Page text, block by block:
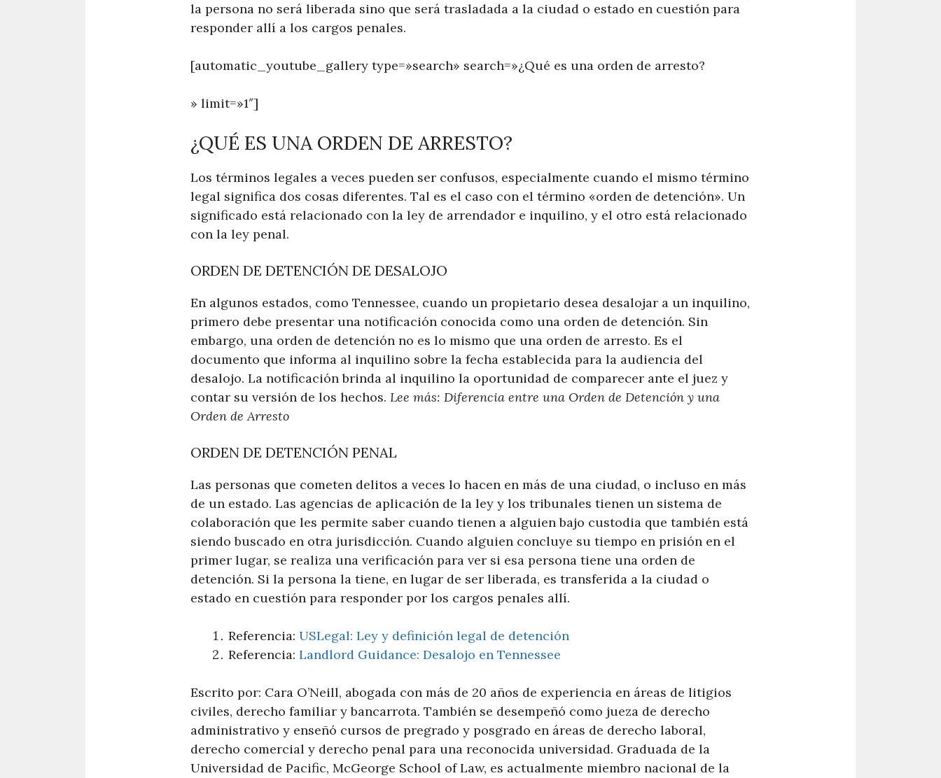
la persona no será liberada sino que será trasladada a la ciudad o estado en cuestión para
responder allí a los cargos penales.
[automatic_youtube_gallery type=»search» search=»¿Qué es una orden de arresto?
» limit=»1″]
¿QUÉ ES UNA ORDEN DE ARRESTO?
Los términos legales a veces pueden ser confusos, especialmente cuando el mismo término
legal significa dos cosas diferentes. Tal es el caso con el término «orden de detención». Un
significado está relacionado con la ley de arrendador e inquilino, y el otro está relacionado
con la ley penal.
ORDEN DE DETENCIÓN DE DESALOJO
En algunos estados, como Tennessee, cuando un propietario desea desalojar a un inquilino,
primero debe presentar una notificación conocida como una orden de detención. Sin
embargo, una orden de detención no es lo mismo que una orden de arresto. Es el
documento que informa al inquilino sobre la fecha establecida para la audiencia del
desalojo. La notificación brinda al inquilino la oportunidad de comparecer ante el juez y
contar su versión de los hechos. Lee más: Diferencia entre una Orden de Detención y una
Orden de Arresto
ORDEN DE DETENCIÓN PENAL
Las personas que cometen delitos a veces lo hacen en más de una ciudad, o incluso en más
de un estado. Las agencias de aplicación de la ley y los tribunales tienen un sistema de
colaboración que les permite saber cuando tienen a alguien bajo custodia que también está
siendo buscado en otra jurisdicción. Cuando alguien concluye su tiempo en prisión en el
primer lugar, se realiza una verificación para ver si esa persona tiene una orden de
detención. Si la persona la tiene, en lugar de ser liberada, es transferida a la ciudad o
estado en cuestión para responder por los cargos penales allí.
Referencia: USLegal: Ley y definición legal de detención
Referencia: Landlord Guidance: Desalojo en Tennessee
Escrito por: Cara O’Neill, abogada con más de 20 años de experiencia en áreas de litigios
civiles, derecho familiar y bancarrota. También se desempeñó como jueza de derecho
administrativo y enseñó cursos de pregrado y posgrado en áreas de derecho laboral,
derecho comercial y derecho penal para una reconocida universidad. Graduada de la
Universidad de Pacific, McGeorge School of Law, es actualmente miembro nacional de la